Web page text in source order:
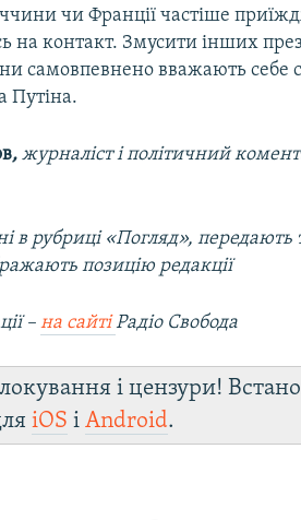
чи Франції частіше
на контакт. Змусити інших
самовпевнено вважають
Путіна.
, журналіст і політичний
в рубриці «Погляд», передають
позицію редакції
–на сайтіРадіо Свобода
і цензури!
iOS іAndroid.